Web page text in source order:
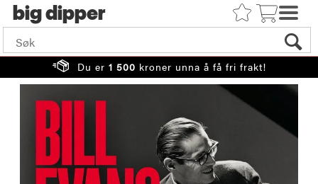
big
Du er 1 500 kroner unna å få fri frakt!